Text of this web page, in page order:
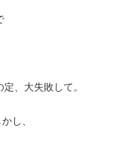
、大失敗して。
し、